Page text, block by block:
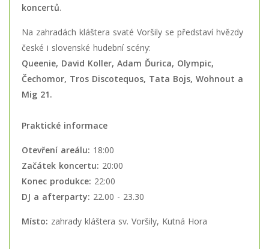
koncertů.
Na zahradách kláštera svaté Voršily se představí hvězdy
české i slovenské hudební scény:
Queenie, David Koller, Adam Ďurica, Olympic,
Čechomor, Tros Discotequos, Tata Bojs, Wohnout a
Mig 21.
Praktické informace
Otevření areálu: 18:00
Začátek koncertu: 20:00
Konec produkce: 22:00
DJ a afterparty: 22.00 - 23.30
Místo: zahrady kláštera sv. Voršily, Kutná Hora